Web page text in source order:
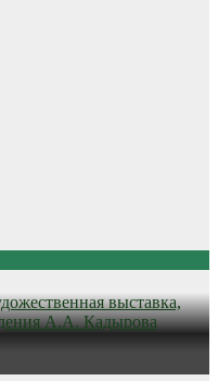
выставка,
А.А. Кадырова